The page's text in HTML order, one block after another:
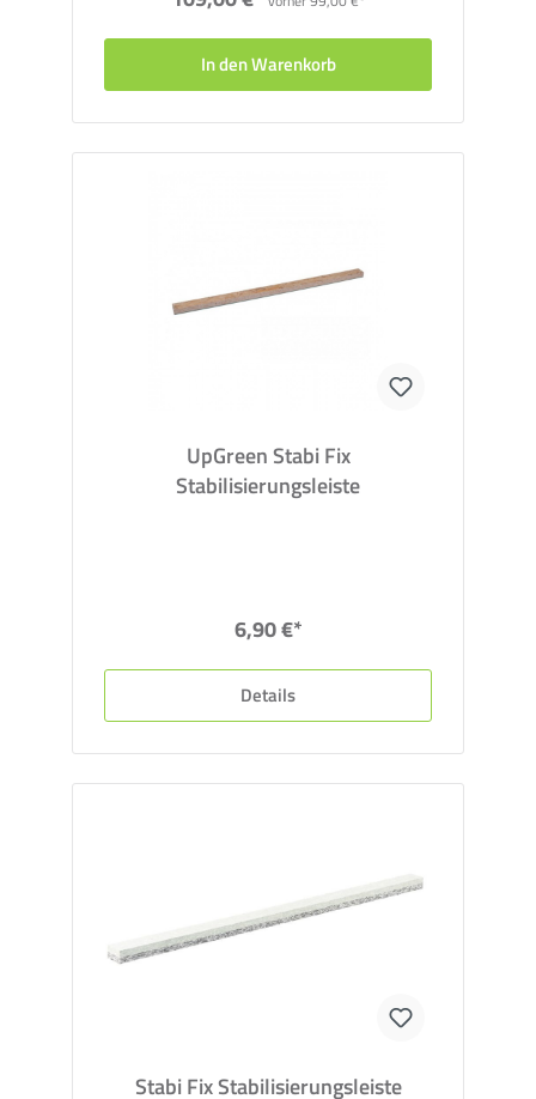
In den Warenkorb
UpGreen Stabi Fix
Stabilisierungsleiste
6,90 €*
Details
Stabi Fix Stabilisierungsleiste